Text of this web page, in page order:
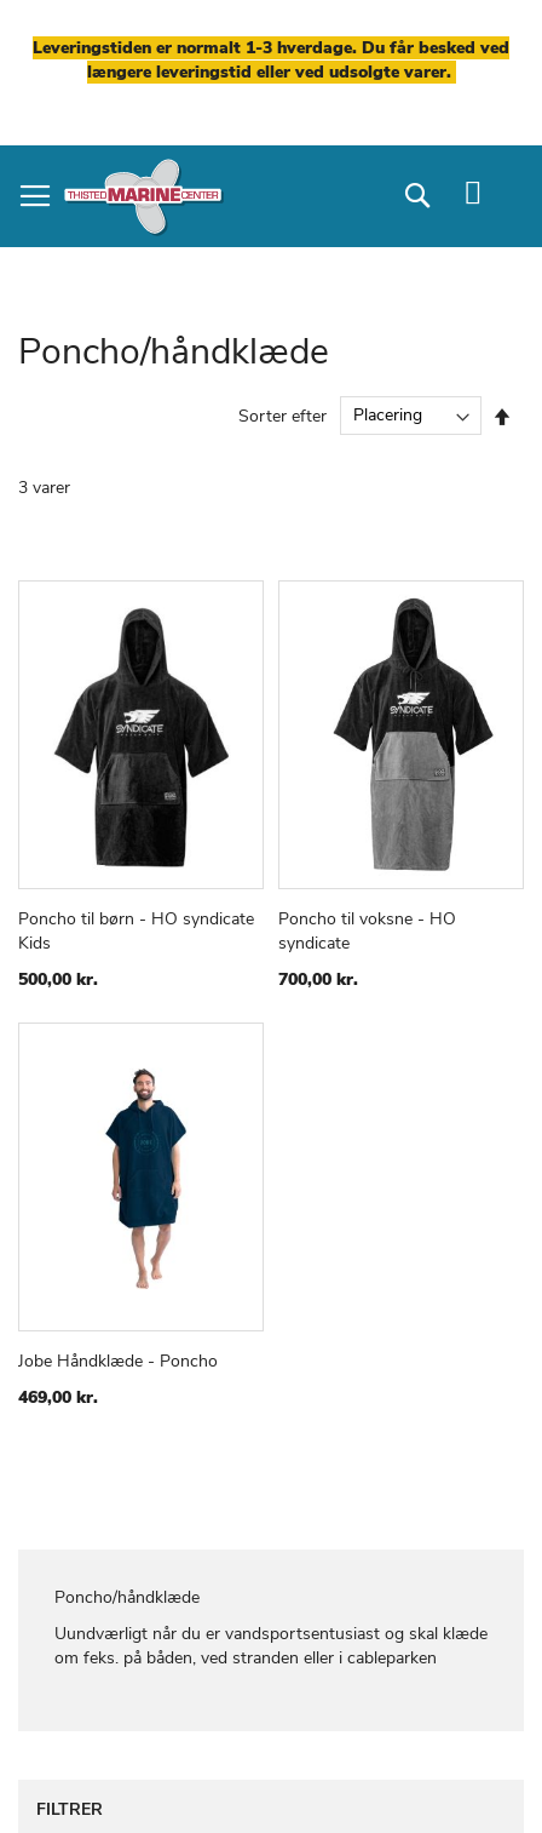
Leveringstiden er normalt 1-3 hverdage. Du får besked ved
længere leveringstid eller ved udsolgte varer.
to
Content
Search
Poncho/håndklæde
Poncho/håndklæde
Uundværligt når du er vandsportsentusiast og skal klæde
om feks. på båden, ved stranden eller i cableparken
3 varer
Sorter efter
Læg i kurv
TILFØJ
SAMMENLIGN
Poncho til børn - HO syndicate
Kids
500,00 kr.
Læg i kurv
TILFØJ
Poncho til voksne - HO
syndicate
700,00 kr.
Læg i kurv
TILFØJSAMMENLIGN
Jobe Håndklæde - Poncho
469,00 kr.
FILTRER